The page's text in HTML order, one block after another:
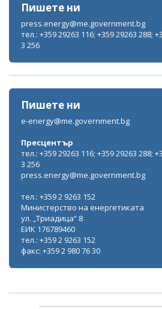
Пишете ни
press.energy@me.government.bg
тел.: +359 29263 116; +359 29263 288;
3 256
Пишете ни
e-energy@me.government.bg
Пресцентър
тел.: +359 29263 116; +359 29263 288;
3 256
press.energy@me.government.bg
тел.: +359 2 9263 152
Министерство на енергетиката
ул. „Триадица“ 8
ЕИК 176789460
тел.: +359 2 9263 152
факс: +359 2 980 76 30